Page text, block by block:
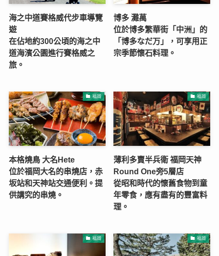
海之中道賽格威代步車導覽
遊
在佔地約300公頃的海之中
道海濱公園進行賽格威之
旅。
博多 灘萬
位於博多繁華街「中洲」的
「博多なだ万」，可享用正
宗季節懷石料理。
福岡
本格燒鳥 大名Hete
位於福岡大名的串燒店，赤
坂站和天神站交通便利。提
供講究的串燒。
福岡
薄利多賣半兵衛 福岡天神
Round One旁5層店
從昭和時代的懷舊食物到童
年零食，應有盡有的豐富料
理。
福岡 福岡